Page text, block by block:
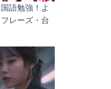
語勉強！よ
レーズ・台